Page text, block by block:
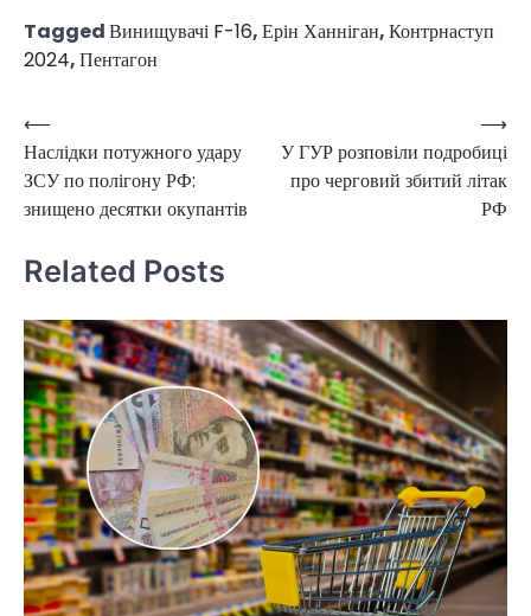
TaggedВинищувачі F-16,Ерін Ханніган,Контрнаступ
2024,Пентагон
Post
navigation
⟵
Наслідки потужного удару
ЗСУ по полігону РФ:
знищено десятки окупантів
У ГУР розповіли подробиці
про черговий збитий літак
РФ
⟶
Related Posts